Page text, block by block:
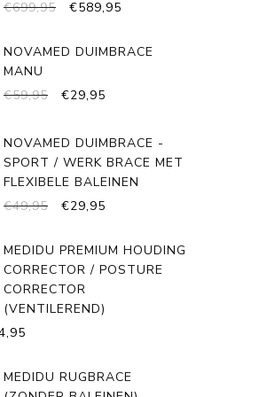
€699,95
OORSPRONKELIJKE
WAS:
€589,95
IS:
NOVAMED DUIMBRACE
MANU
€59,95
OORSPRONKELIJKE
€59,95.
€29,95
€29,95.
NOVAMED DUIMBRACE -
SPORT / WERK BRACE MET
FLEXIBELE BALEINEN
€49,95
OORSPRONKELIJKE
WAS:
€49,95.
€29,95
IS:
€29,95.
MEDIDU PREMIUM HOUDING
CORRECTOR / POSTURE
CORRECTOR
(VENTILEREND)
IS:
€34,95.
MEDIDU RUGBRACE